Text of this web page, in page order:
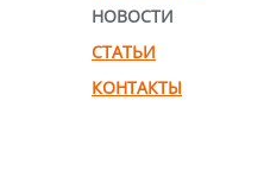
НОВОСТИ
СТАТЬИ
КОНТАКТЫ